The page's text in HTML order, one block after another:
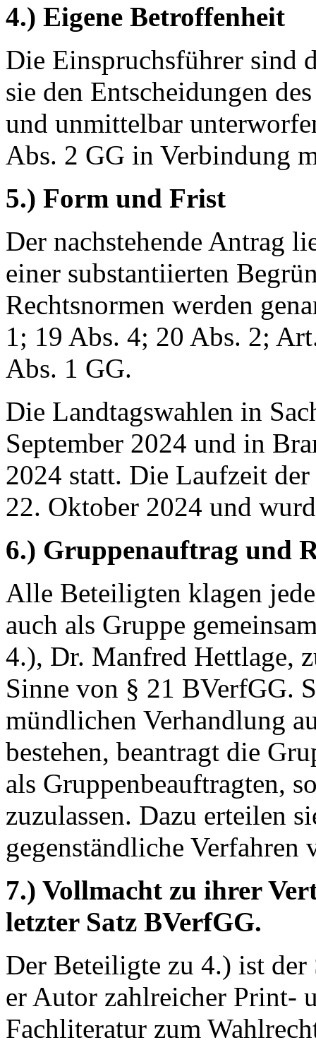
4.) Eigene Betroffenheit
Die Einspruchsführer sind
sie den Entscheidungen
und unmittelbar
Abs. 2 GG in Verbindung
5.) Form und Frist
Der nachstehende Antrag
einer substantiierten
Rechtsnormen werden
1; 19 Abs. 4; 20 Abs. 2;
Abs. 1 GG.
Die Landtagswahlen in
September 2024 und in
2024 statt. Die Laufzeit
22. Oktober 2024 und
6.) Gruppenauftrag und
Alle Beteiligten klagen
auch als Gruppe
4.), Dr. Manfred Hettlage,
Sinne von § 21 BVerfGG.
mündlichen Verhandlung
bestehen, beantragt die
als Gruppenbeauftragten,
zuzulassen. Dazu erteilen
gegenständliche Verfahren
7.) Vollmacht zu ihrer
letzter Satz BVerfGG.
Der Beteiligte zu 4.) ist
er Autor zahlreicher Print-
Fachliteratur zum